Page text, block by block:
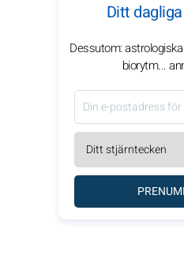
Ditt
Dessutom:
biorytm...